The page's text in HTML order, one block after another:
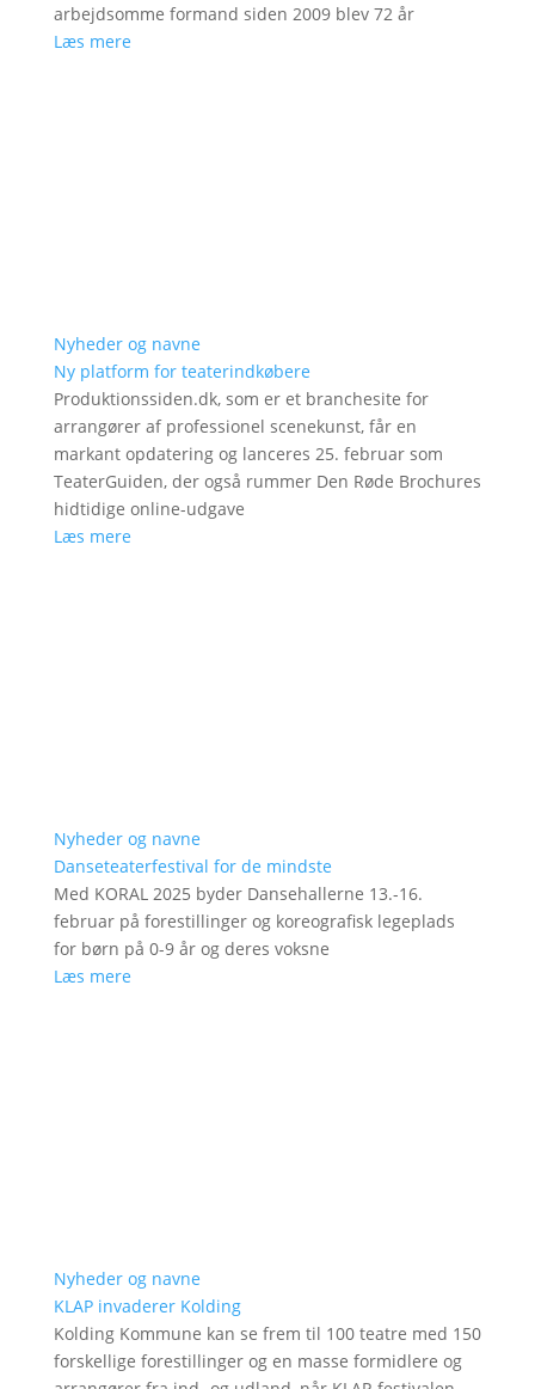
arbejdsomme formand siden 2009 blev 72 år
Læs mere
Nyheder og navne
Ny platform for teaterindkøbere
Produktionssiden.dk, som er et branchesite for
arrangører af professionel scenekunst, får en
markant opdatering og lanceres 25. februar som
TeaterGuiden, der også rummer Den Røde Brochures
hidtidige online-udgave
Læs mere
Nyheder og navne
Danseteaterfestival for de mindste
Med KORAL 2025 byder Dansehallerne 13.-16.
februar på forestillinger og koreografisk legeplads
for børn på 0-9 år og deres voksne
Læs mere
Nyheder og navne
KLAP invaderer Kolding
Kolding Kommune kan se frem til 100 teatre med 150
forskellige forestillinger og en masse formidlere og